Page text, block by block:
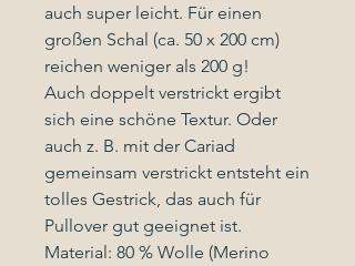
auch super leicht. Für einen
großen Schal (ca. 50 x 200 cm)
reichen weniger als 200 g!
Auch doppelt verstrickt ergibt
sich eine schöne Textur. Oder
auch z. B. mit der Cariad
gemeinsam verstrickt entsteht ein
tolles Gestrick, das auch für
Pullover gut geeignet ist.
Material: 80 % Wolle (Merino